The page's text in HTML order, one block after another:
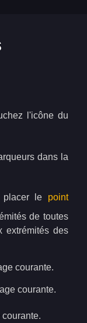
l'icône du
dans la
placer le point
de toutes
extrémités des
courante.
courante.